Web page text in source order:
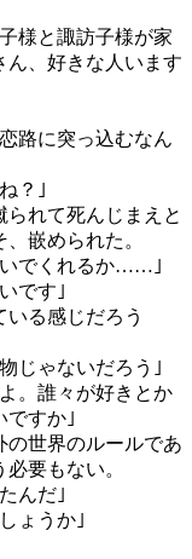
様と諏訪子様が家
ん、好きな人います
路に突っ込むなん
？｣
れて死んじまえと
嵌められた。
でくれるか……｣
です｣
る感じだろう
じゃないだろう｣
。誰々が好きとか
ですか｣
世界のルールであ
要もない。
んだ｣
ょうか｣